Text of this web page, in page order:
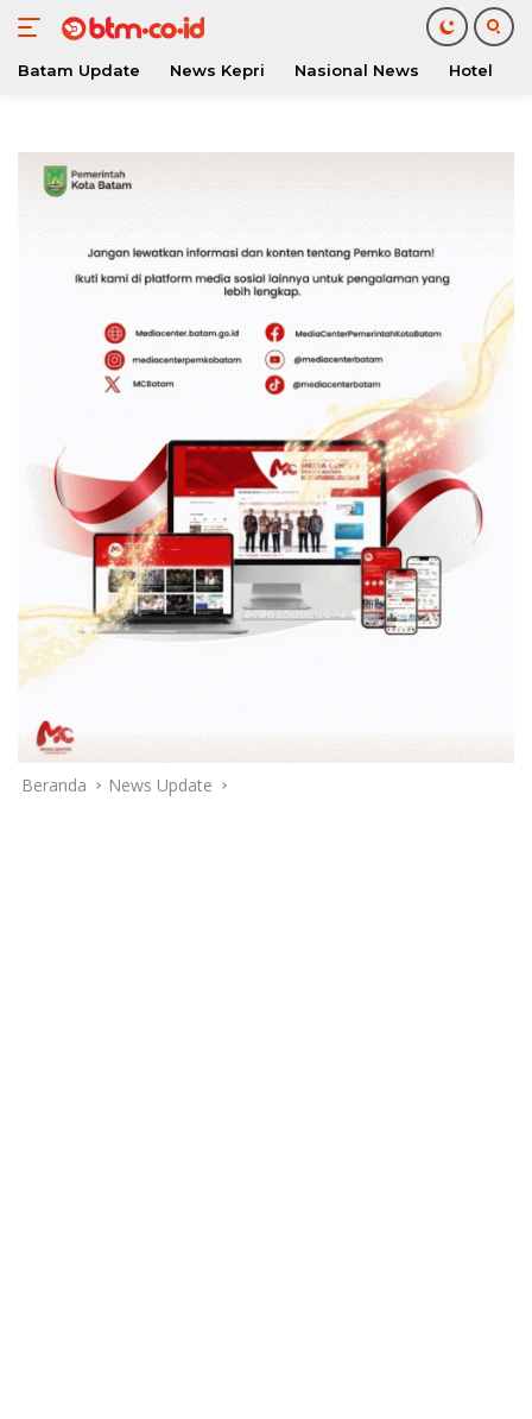
konten
Batam Update News Kepri Nasional News Hotel
Beranda News Update